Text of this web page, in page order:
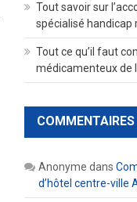
Tout savoir sur
spécialisé handicap
Tout ce qu’il faut
médicamenteux de
Anonyme dans
d’hôtel centre-ville